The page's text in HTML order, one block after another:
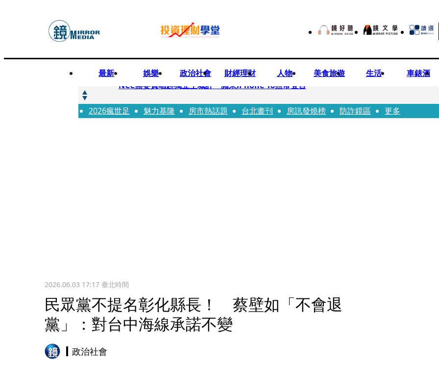
最新 娛樂 政治社會 財經理財 人物 美食旅遊 生活 車錶酒
快訊
NCC無委員唱起獨立空城計 蘋果iPhone 18照常登台
快訊
六強片齊聚桃影 小薰《祖先鬼》回桃影娘家 《長安的荔枝》桃影加映一票難求
2026瘋世足 魅力基隆 房市熱話題 台北畫刊 房訊發燒榜 防詐鏡區 更多
2026.06.03 17:17臺北時間
民眾黨不提名彰化縣長！ 蔡壁如「不會退
黨」：對台中海線承諾不變
政治社會